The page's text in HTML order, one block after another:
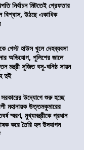
নির্বাচন মিটতেই গ্রেফতার
বিশ্বাস, উঠছে একাধিক
গেস্ট হাউস খুলে দেহব্যবসা
অভিযোগ, পুলিশের জালে
মন্ত্রী সুজিত বসু-ঘনিষ্ঠ সায়ন
দুই
উদ্যোগে শুরু হচ্ছে
মহানায়ক উত্তমকুমারের
স্মরণ, মুখ্যমন্ত্রীকে প্রধান
করে তৈরি হল উদযাপন